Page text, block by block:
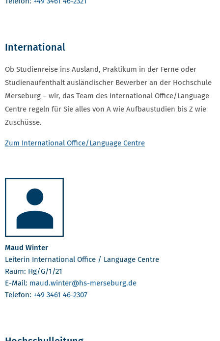
International
Ob Studienreise ins Ausland, Praktikum in der Ferne oder
Studienaufenthalt ausländischer Bewerber an der Hochschule
Merseburg – wir, das Team des International Office/Language
Centre regeln für Sie alles von A wie Aufbaustudien bis Z wie
Zuschüsse.
Zum International Office/Language Centre
Maud Winter
Leiterin International Office / Language Centre
Raum: Hg/G/1/21
E-Mail: maud.winter@hs-merseburg.de
Telefon: +49 3461 46-2307